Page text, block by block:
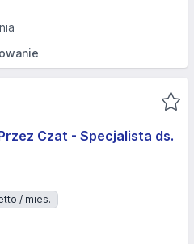
Czat - Specjalista ds.
/ mies.